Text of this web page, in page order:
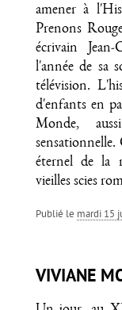
amener à
Prenons
écrivain
l'année de sa
télévision.
d'enfants en
Monde,
sensationnelle.
éternel de la
vieilles scies
Publié le mardi 15
VIVIANE